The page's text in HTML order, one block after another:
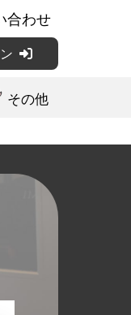
合わせ
その他